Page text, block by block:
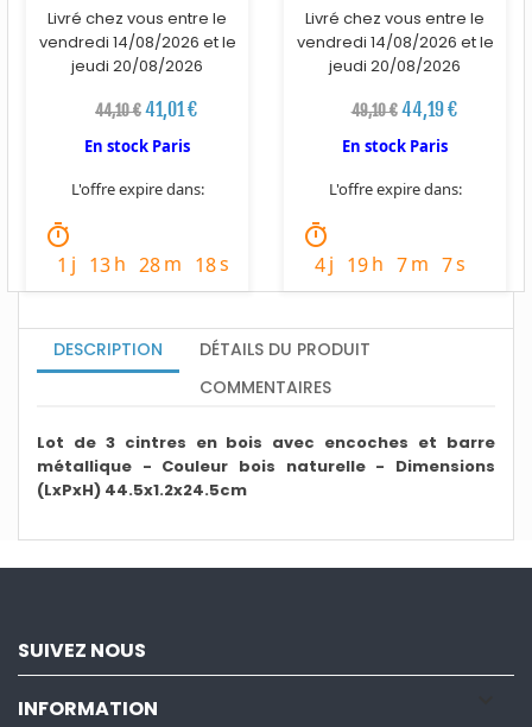
Livré chez vous entre le
vendredi 14/08/2026 et le
jeudi 20/08/2026
44,10 €41,01 €
En stock Paris
L'offre expire dans:
timer
1 j 13h 28m 16s
Livré chez vous entre le
vendredi 14/08/2026 et le
jeudi 20/08/2026
49,10 € 44,19 €
En stock Paris
L'offre expire dans:
timer
4j 19h 7m 5s
DESCRIPTION
DÉTAILS DU PRODUIT
COMMENTAIRES
Lot de 3 cintres en bois avec encoches et barre
métallique - Couleur bois naturelle - Dimensions
(LxPxH) 44.5x1.2x24.5cm
SUIVEZ NOUS
INFORMATION